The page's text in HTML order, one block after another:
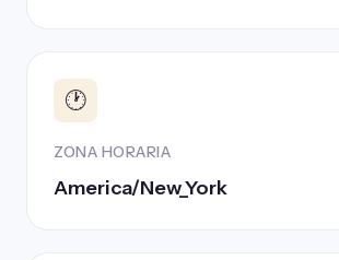
🕐
ZONA HORARIA
America/New_York